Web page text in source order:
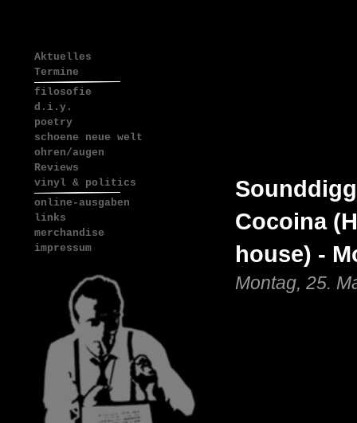
Aktuelles
Termine
filosofie
d.i.y.
poetry
schoene neue welt
ohren/augen
Reviews
vinyl & politics
online-ausgaben
links
merchandise
impressum
Cocoina
house) -
Montag, 25.